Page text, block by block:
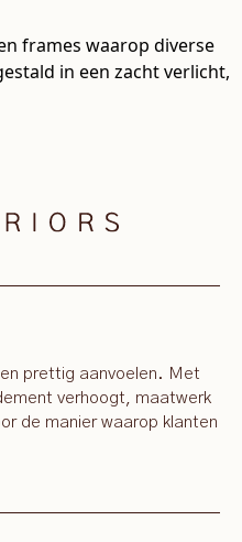
prettig aanvoelen. Met
verhoogt, maatwerk
de manier waarop klanten